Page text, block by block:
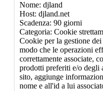
Nome: djland
Host: djland.net
Scadenza: 90 giorni
Categoria: Cookie
Cookie per la gestione
modo che le operazioni
correttamente associate,
prodotti preferiti e/o degli
sito, aggiunge
nome e all'id a lui